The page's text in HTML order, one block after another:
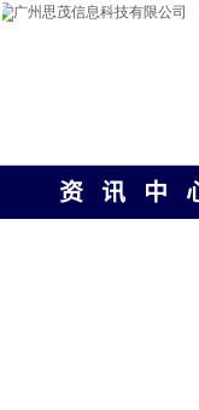
资 讯 中